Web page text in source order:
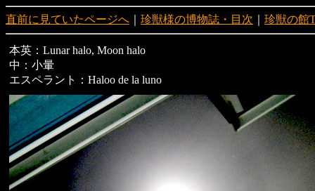
直前に見ていたページへ 珍獣様の博物誌・目次 珍獣の館
本英：Lunar halo, Moon halo
中：小暈
エスペラント：Haloo de la luno